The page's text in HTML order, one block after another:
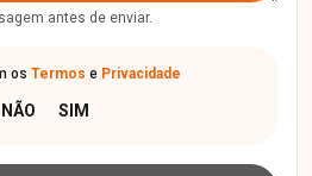
antes de enviar.
os Termos e Privacidade